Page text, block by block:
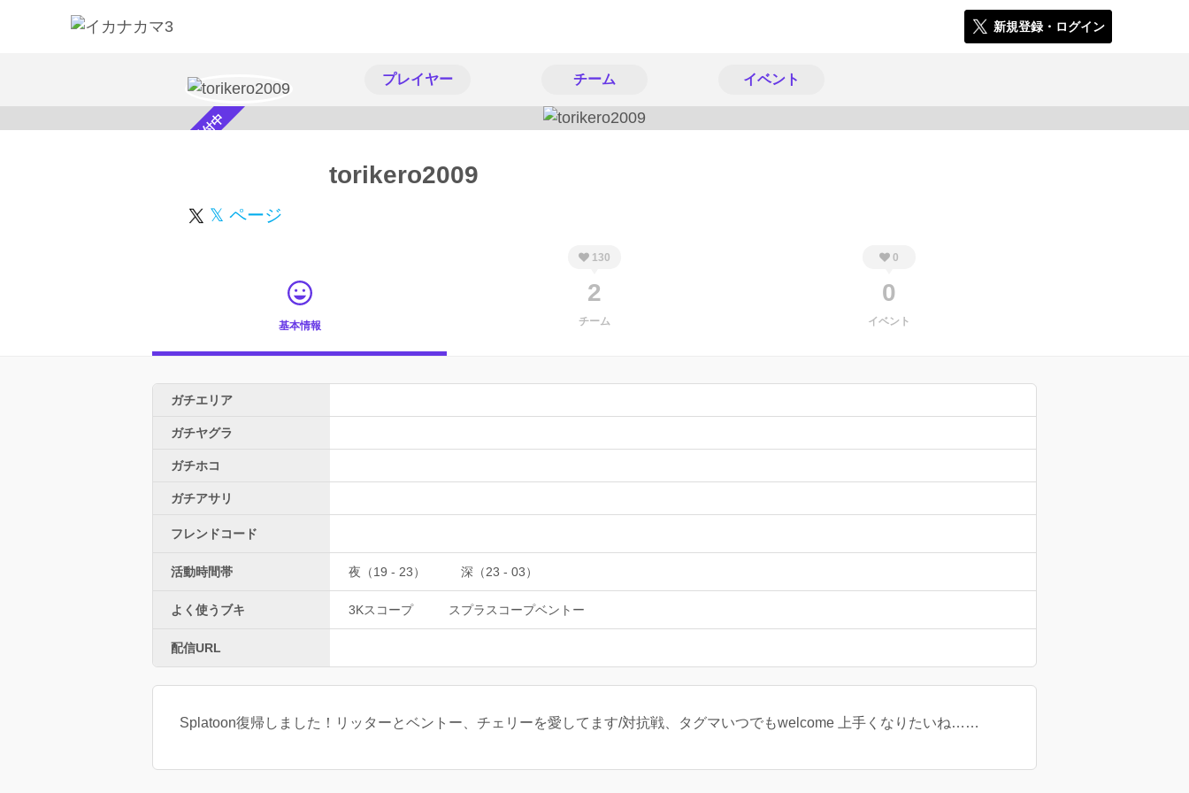
新規登録・ログイン
プレイヤー チーム イベント
スカウト受付中 torikero2009
𝕏 ページ
基本情報
130
2
チーム
0
0
イベント
ガチエリア
ガチヤグラ
ガチホコ
ガチアサリ
フレンドコード
活動時間帯 夜（19 - 23） 深（23 - 03）
よく使うブキ 3Kスコープ スプラスコープベントー
配信URL
Splatoon復帰しました！リッターとベントー、チェリーを愛してます/対抗戦、タグマいつでもwelcome 上手くなりたいね……